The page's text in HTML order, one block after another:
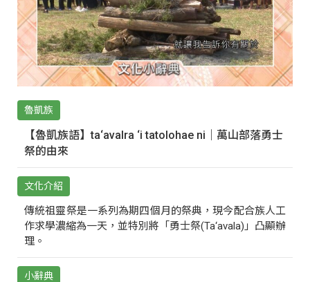
魯凱族
【魯凱族語】ta‘avalra ‘i tatolohae ni｜萬山部落勇士
祭的由來
文化介紹
傳統祖靈祭是一系列為期四個月的祭典，現今配合族人工
作求學濃縮為一天，並特別將「勇士祭(Ta‘avala)」凸顯辦
理。
小辭典